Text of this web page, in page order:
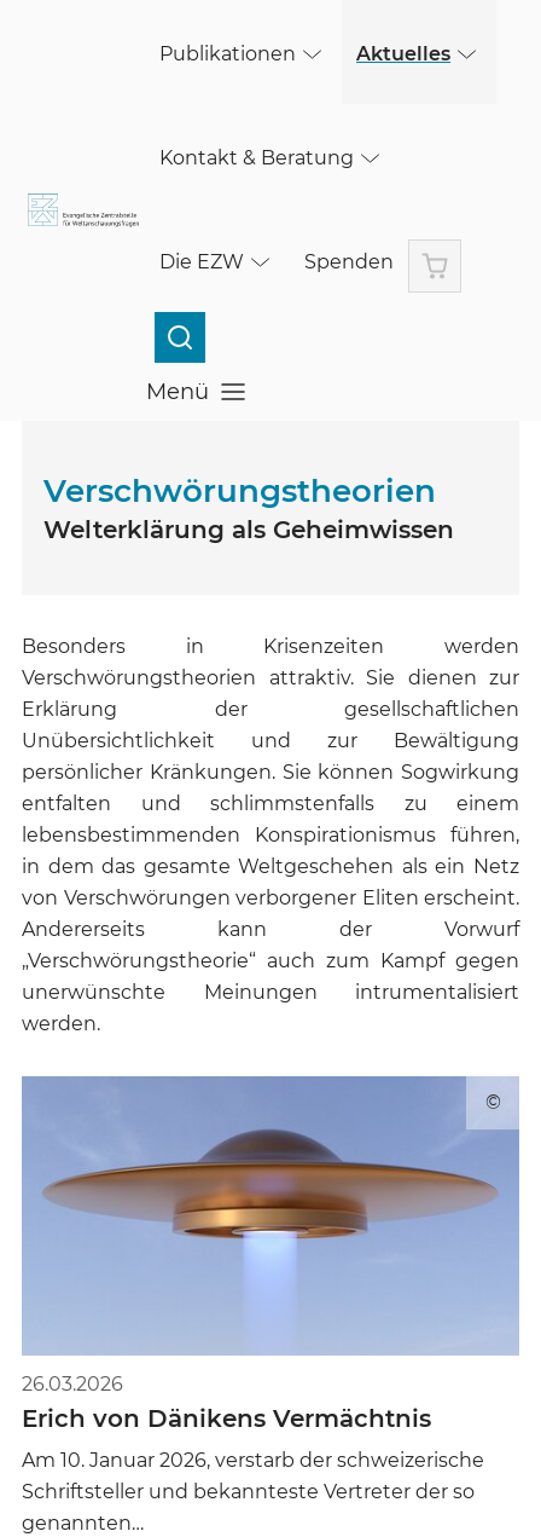
Publikationen Aktuelles
Kontakt & Beratung
Die EZW Spenden Warenkorb
Menü
Menü öffnen
Verschwörungstheorien
Welterklärung als Geheimwissen
Besonders in Krisenzeiten werden
Verschwörungstheorien attraktiv. Sie dienen zur
Erklärung der gesellschaftlichen
Unübersichtlichkeit und zur Bewältigung
persönlicher Kränkungen. Sie können Sogwirkung
entfalten und schlimmstenfalls zu einem
lebensbestimmenden Konspirationismus führen,
in dem das gesamte Weltgeschehen als ein Netz
von Verschwörungen verborgener Eliten erscheint.
Andererseits kann der Vorwurf
„Verschwörungstheorie“ auch zum Kampf gegen
unerwünschte Meinungen intrumentalisiert
werden.
©
26.03.2026
Erich von Dänikens Vermächtnis
Am 10. Januar 2026, verstarb der schweizerische
Schriftsteller und bekannteste Vertreter der so
genannten…